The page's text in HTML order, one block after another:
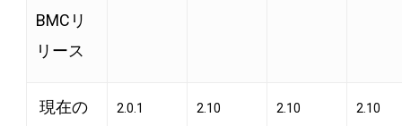
BMCリ
リース
現在の
2.0.1 2.10 2.10 2.10